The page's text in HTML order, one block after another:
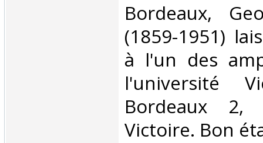
Bordeaux,
(1859-1951)
à l'un des
l'université
Bordeaux
Victoire. Bon